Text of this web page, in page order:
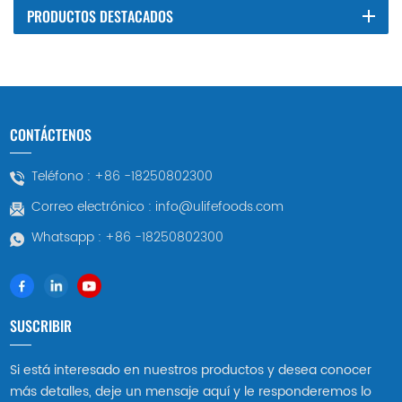
PRODUCTOS DESTACADOS
CONTÁCTENOS
Teléfono : +86 -18250802300
Correo electrónico : info@ulifefoods.com
Whatsapp : +86 -18250802300
SUSCRIBIR
Si está interesado en nuestros productos y desea conocer
más detalles, deje un mensaje aquí y le responderemos lo